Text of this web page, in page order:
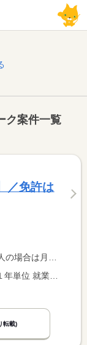
ク案件一覧
／免許は
間額を表示しています。
転載)